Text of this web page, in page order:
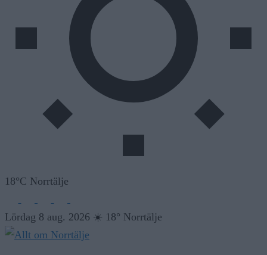
18°C Norrtälje
Lördag 8 aug. 2026 ☀️ 18° Norrtälje